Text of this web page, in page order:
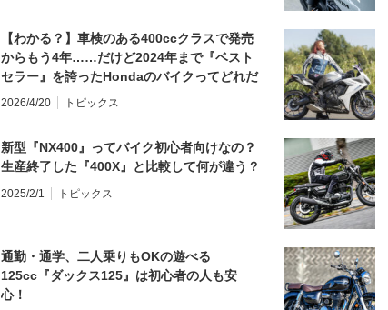
【わかる？】車検のある400ccクラスで発売
からもう4年……だけど2024年まで『ベスト
セラー』を誇ったHondaのバイクってどれだ
と思う？
2026/4/20 トピックス
新型『NX400』ってバイク初心者向けなの？
生産終了した『400X』と比較して何が違う？
2025/2/1 トピックス
通勤・通学、二人乗りもOKの遊べる
125cc『ダックス125』は初心者の人も安
心！